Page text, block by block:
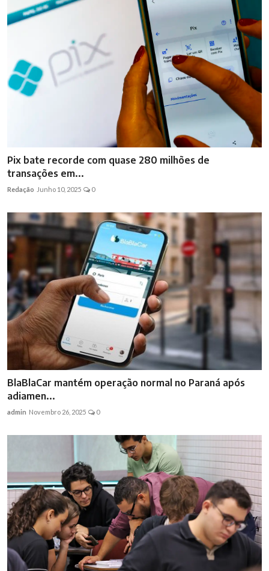
Pix bate recorde com quase 280 milhões de
transações em...
Redação Junho 10, 2025 0
BlaBlaCar mantém operação normal no Paraná após
adiamen...
admin Novembro 26, 2025 0